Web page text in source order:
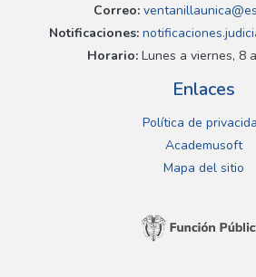
Correo:
Notificaciones:
Horario:Lunes a viernes, 8
Enlaces
Política de
Academusoft
Mapa del sitio